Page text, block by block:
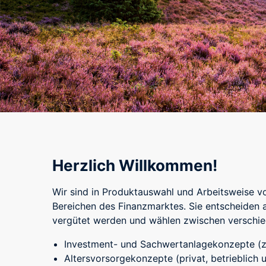
Herzlich Willkommen!
Wir sind in Produktauswahl und Arbeitsweise
Bereichen des Finanzmarktes. Sie
vergütet werden und wählen zwischen
Investment- und Sachwertanlagekonzepte
Altersvorsorgekonzepte (privat, betrieblich